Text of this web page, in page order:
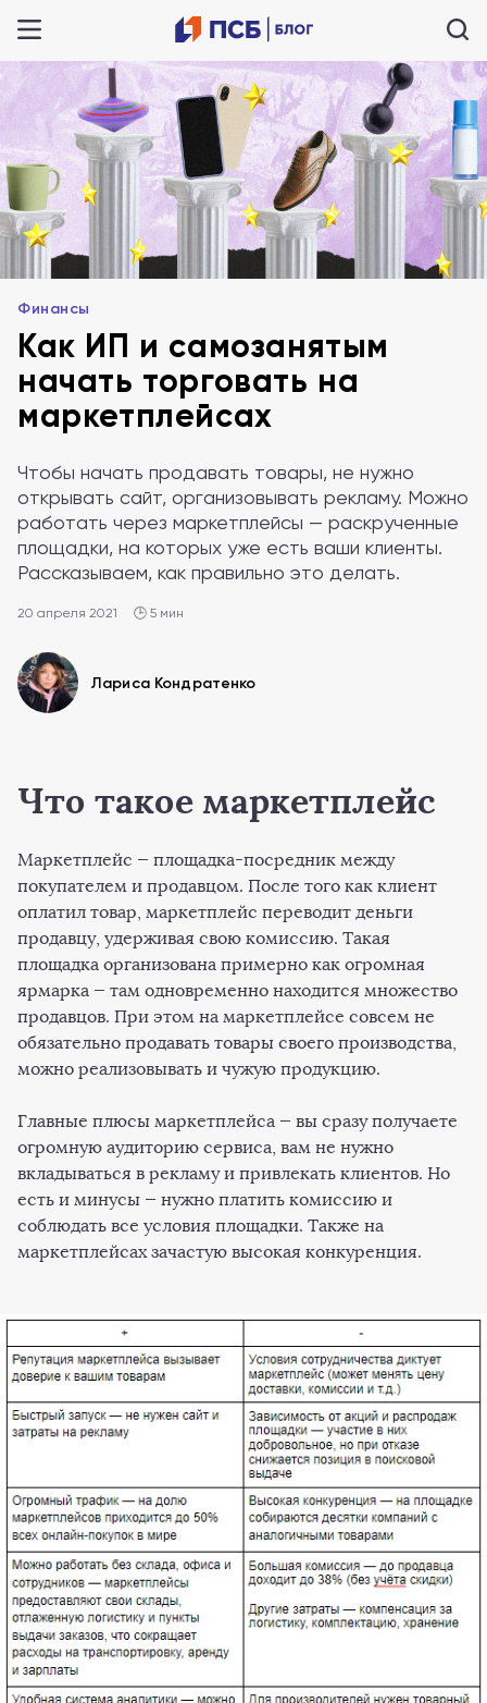
Финансы
Как ИП и самозанятым
начать торговать на
маркетплейсах
Чтобы начать продавать товары, не нужно
открывать сайт, организовывать рекламу. Можно
работать через маркетплейсы — раскрученные
площадки, на которых уже есть ваши клиенты.
Рассказываем, как правильно это делать.
20 апреля 2021 🕒 5 мин
Лариса Кондратенко
Что такое маркетплейс
Маркетплейс — площадка-посредник между
покупателем и продавцом. После того как клиент
оплатил товар, маркетплейс переводит деньги
продавцу, удерживая свою комиссию. Такая
площадка организована примерно как огромная
ярмарка — там одновременно находится множество
продавцов. При этом на маркетплейсе совсем не
обязательно продавать товары своего производства,
можно реализовывать и чужую продукцию.
Главные плюсы маркетплейса — вы сразу получаете
огромную аудиторию сервиса, вам не нужно
вкладываться в рекламу и привлекать клиентов. Но
есть и минусы — нужно платить комиссию и
соблюдать все условия площадки. Также на
маркетплейсах зачастую высокая конкуренция.